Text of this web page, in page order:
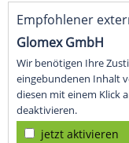
Empfohlener
Glomex GmbH
Wir benötigen Ihre
eingebundenen Inhalt
diesen mit einem Klick
deaktivieren.
jetzt aktivieren